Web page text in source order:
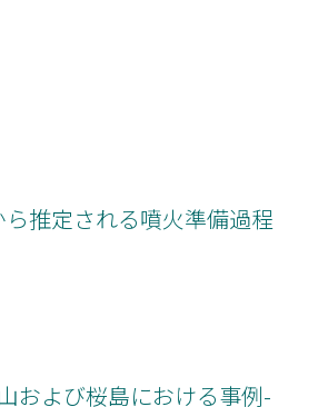
推定される噴火準備過程
および桜島における事例-